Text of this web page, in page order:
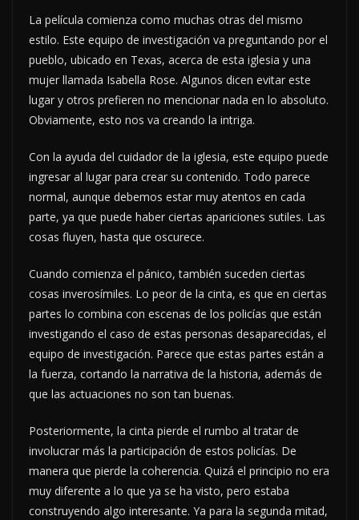
La película comienza como muchas otras del mismo
estilo. Este equipo de investigación va preguntando por el
pueblo, ubicado en Texas, acerca de esta iglesia y una
mujer llamada Isabella Rose. Algunos dicen evitar este
lugar y otros prefieren no mencionar nada en lo absoluto.
Obviamente, esto nos va creando la intriga.
Con la ayuda del cuidador de la iglesia, este equipo puede
ingresar al lugar para crear su contenido. Todo parece
normal, aunque debemos estar muy atentos en cada
parte, ya que puede haber ciertas apariciones sutiles. Las
cosas fluyen, hasta que oscurece.
Cuando comienza el pánico, también suceden ciertas
cosas inverosímiles. Lo peor de la cinta, es que en ciertas
partes lo combina con escenas de los policías que están
investigando el caso de estas personas desaparecidas, el
equipo de investigación. Parece que estas partes están a
la fuerza, cortando la narrativa de la historia, además de
que las actuaciones no son tan buenas.
Posteriormente, la cinta pierde el rumbo al tratar de
involucrar más la participación de estos policías. De
manera que pierde la coherencia. Quizá el principio no era
muy diferente a lo que ya se ha visto, pero estaba
construyendo algo interesante. Ya para la segunda mitad,